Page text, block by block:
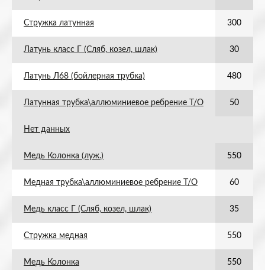
Стружка латунная 300
Латунь класс Г (Сляб, козел, шлак) 30
Латунь Л68 (бойлерная трубка) 480
Латунная трубка\аллюминиевое ребрение Т/О 50
Нет данных
Медь Колонка (луж.) 550
Медная трубка\аллюминиевое ребрение Т/О 60
Медь класс Г (Сляб, козел, шлак) 35
Стружка медная 550
Медь Колонка 550